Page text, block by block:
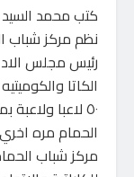
كتب محمد السيد
نظم مركز شباب
رئيس مجلس
الكاتا
٥٠ لاعبا
الحمام مره
مركز شباب